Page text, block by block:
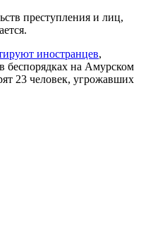
преступления и лиц,
иностранцев,
беспорядках на Амурском
23 человек, угрожавших